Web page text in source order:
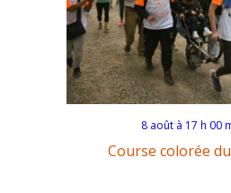
Course colorée
8 août à 17 h 00